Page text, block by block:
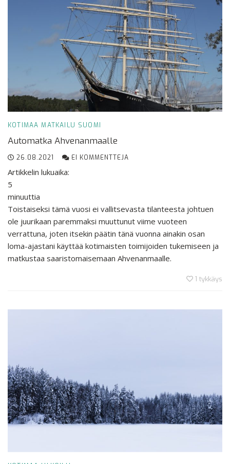
KOTIMAA MATKAILU SUOMI
Automatka Ahvenanmaalle
26.08.2021 EI KOMMENTTEJA
Artikkelin lukuaika:
5
minuuttia
Toistaiseksi tämä vuosi ei vallitsevasta tilanteesta johtuen
ole juurikaan paremmaksi muuttunut viime vuoteen
verrattuna, joten itsekin päätin tänä vuonna ainakin osan
loma-ajastani käyttää kotimaisten toimijoiden tukemiseen ja
matkustaa saaristomaisemaan Ahvenanmaalle.
1 tykkäys